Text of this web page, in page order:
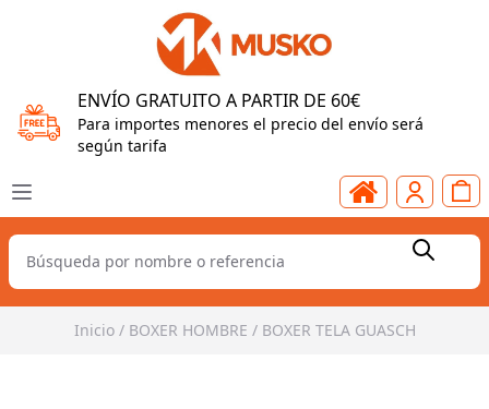
ENVÍO GRATUITO A PARTIR DE 60€
Para importes menores el precio del envío será
según tarifa
Inicio / BOXER HOMBRE / BOXER TELA GUASCH